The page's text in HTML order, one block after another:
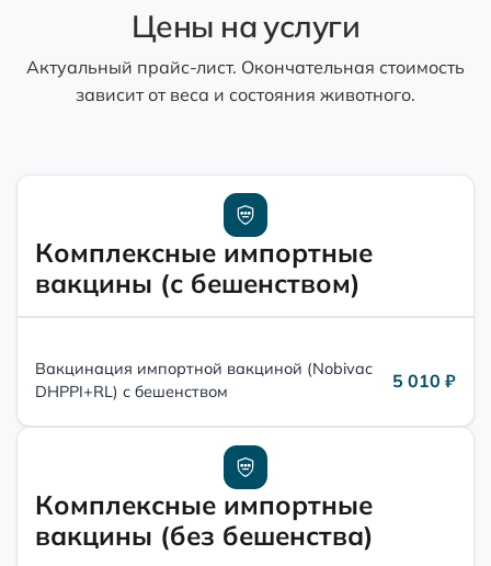
Цены на услуги
Актуальный прайс-лист. Окончательная стоимость
зависит от веса и состояния животного.
Комплексные импортные
вакцины (с бешенством)
Вакцинация импортной вакциной (Nobivac
DHPPI+RL) с бешенством
5 010 ₽
Комплексные импортные
вакцины (без бешенства)